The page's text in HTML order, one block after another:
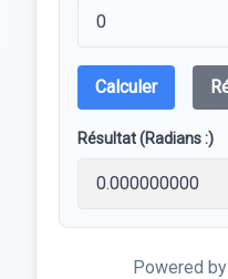
Calculer
Résultat (Radians :)
Powered